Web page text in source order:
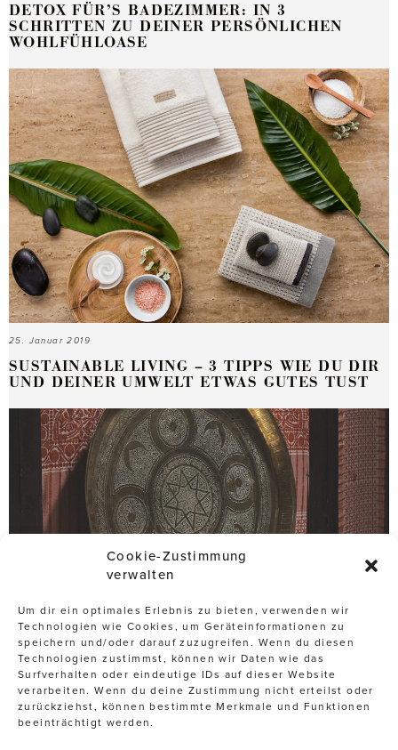
Cookie-Zustimmung
verwalten
Um dir ein optimales Erlebnis zu bieten, verwenden wir
Technologien wie Cookies, um Geräteinformationen zu
speichern und/oder darauf zuzugreifen. Wenn du diesen
Technologien zustimmst, können wir Daten wie das
Surfverhalten oder eindeutige IDs auf dieser Website
verarbeiten. Wenn du deine Zustimmung nicht erteilst oder
zurückziehst, können bestimmte Merkmale und Funktionen
beeinträchtigt werden.
DETOX FÜR’S BADEZIMMER: IN 3
SCHRITTEN ZU DEINER PERSÖNLICHEN
WOHLFÜHLOASE
25. Januar 2019
SUSTAINABLE LIVING – 3 TIPPS WIE DU DIR
UND DEINER UMWELT ETWAS GUTES TUST
21. Dezember 2018
HAMAM – WELLNESS WIE AUS 1001 NACHT